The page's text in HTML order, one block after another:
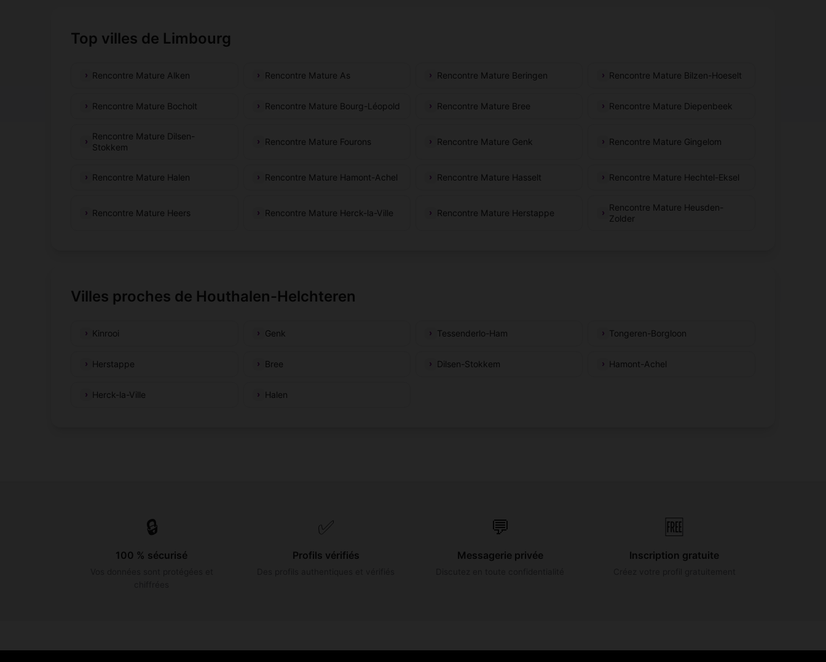
Top villes de Limbourg
Rencontre Mature Alken Rencontre Mature As Rencontre Mature Beringen Rencontre Mature Bilzen-Hoeselt
Rencontre Mature Bocholt Rencontre Mature Bourg-Léopold Rencontre Mature Bree Rencontre Mature Diepenbeek
Rencontre Mature Dilsen-
Stokkem
Rencontre Mature Fourons Rencontre Mature Genk Rencontre Mature Gingelom
Rencontre Mature Halen Rencontre Mature Hamont-Achel Rencontre Mature Hasselt Rencontre Mature Hechtel-Eksel
Rencontre Mature Heers Rencontre Mature Herck-la-Ville Rencontre Mature Herstappe
Rencontre Mature Heusden-
Zolder
Villes proches de Houthalen-Helchteren
Kinrooi Genk Tessenderlo-Ham Tongeren-Borgloon
Herstappe Bree Dilsen-Stokkem Hamont-Achel
Herck-la-Ville Halen
🔒
100 % sécurisé
✅
Profils vérifiés
💬
Messagerie privée
🆓
Inscription gratuite